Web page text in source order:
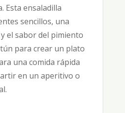
Esta ensaladilla
sencillos, una
el sabor del pimiento
para crear un plato
una comida rápida
en un aperitivo o